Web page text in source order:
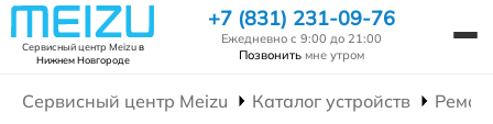
Сервисный центр Meizuв
Нижнем Новгороде
+7 (831) 231-09-76
Ежедневно с 9:00 до 21:00
Позвонить мне утром
Сервисный центр Meizu Каталог устройств